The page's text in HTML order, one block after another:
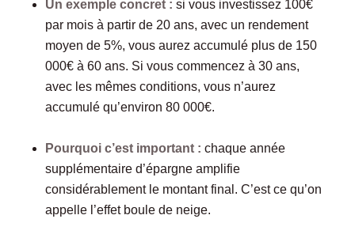
Un exemple concret : si vous investissez 100€
par mois à partir de 20 ans, avec un rendement
moyen de 5%, vous aurez accumulé plus de 150
000€ à 60 ans. Si vous commencez à 30 ans,
avec les mêmes conditions, vous n’aurez
accumulé qu’environ 80 000€.
Pourquoi c’est important : chaque année
supplémentaire d’épargne amplifie
considérablement le montant final. C’est ce qu’on
appelle l’effet boule de neige.